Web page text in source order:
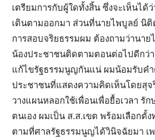
เตรียมการกับผู้ใดทั้งสิ้น ซึ่งจะเห็นได้
เดินตามออกมา ส่วนที่นายไพบูลย์ นิ
การสอบจริยธรรมผม ต้องถามว่านาย
น้องประชาชนติดตามตอนต่อไปดีกว่า
แก้ไขรัฐธรรมนูญกันแน่ ผมน้อมรับค
ประชาชนที่แสดงความคิดเห็นโดยสุ
วางแผนหลอกใช้เพื่อนเพื่อยื้อเวลา รั
ตนเอง ผมเป็น ส.ส.เขต พร้อมเลือกตั้
ตามที่ศาลรัฐธรรมนูญได้วินิจฉัยมา เ